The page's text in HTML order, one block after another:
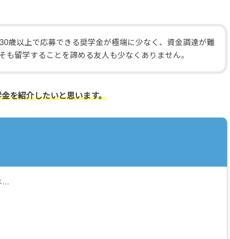
歳以上で応募できる奨学金が極端に少なく、資金調達が難
も留学することを諦める友人も少なくありません。
を紹介したいと思います。
…